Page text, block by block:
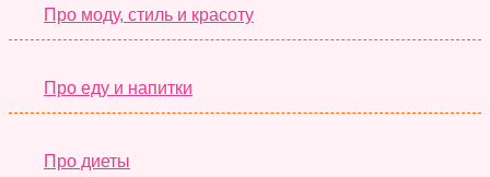
Про моду, стиль и красоту
Про еду и напитки
Про диеты